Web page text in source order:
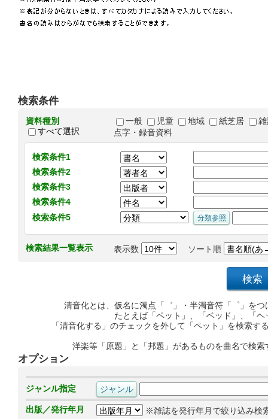
検索条件
資料種別
すべて選択
一般 児童 地域 紙芝居
点字・録音資料
検索条件1
検索条件2
検索条件3
検索条件4
検索条件5
検索結果一覧表示 表示数 ソート順
清音化とは、仮名に濁点「゛」・半濁音符「゜」を
たとえば「ペット」、「ベッド」、「
「清音化する」のチェックを外して「ペット」を検索
洋楽等「原題」と「邦題」があるものを曲名で検
オプション
ジャンル指定
出版／発行年月
※雑誌を発行年月で絞り込み検